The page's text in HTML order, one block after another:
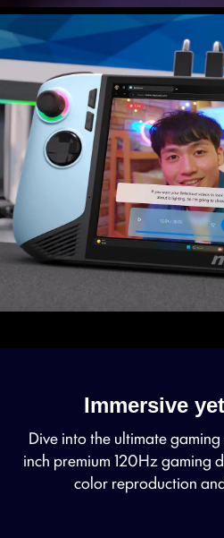
Immersive
Dive into the ultimate
inch premium 120Hz gaming
color reproduction